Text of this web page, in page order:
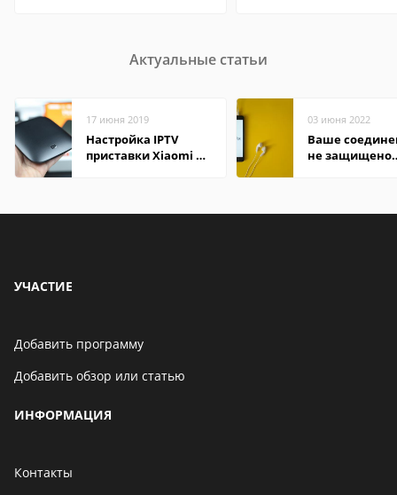
Актуальные статьи
17 июня 2019
Настройка IPTV
приставки Xiaomi Mi
03 июня 2022
Ваше
не защищено
УЧАСТИЕ
Добавить программу
Добавить обзор или статью
ИНФОРМАЦИЯ
Контакты